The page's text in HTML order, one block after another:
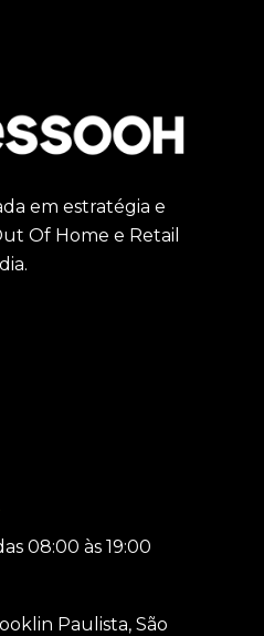
em estratégia e
Of Home e Retail
08:00 às 19:00
Paulista, São